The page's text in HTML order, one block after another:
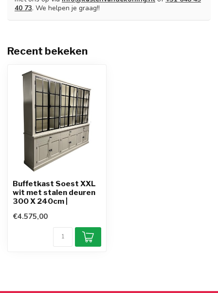
40 73. We helpen je graag!!
Recent bekeken
Buffetkast Soest XXL
wit met stalen deuren
300 X 240cm |
€4.575,00